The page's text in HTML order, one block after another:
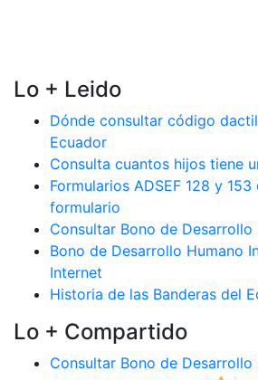
Lo + Leido
Dónde consultar código
Ecuador
Consulta cuantos hijos tiene
Formularios ADSEF 128 y
formulario
Consultar Bono de Desarrollo
Bono de Desarrollo Humano
Internet
Historia de las Banderas del
Lo + Compartido
Consultar Bono de Desarrollo